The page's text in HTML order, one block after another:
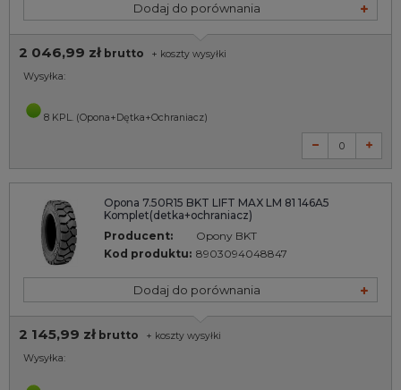
Dodaj do porównania
2 046,99 zł brutto + koszty wysyłki
Wysyłka:
8 KPL. (Opona+Dętka+Ochraniacz)
Opona 7.50R15 BKT LIFT MAX LM 81 146A5
Komplet(detka+ochraniacz)
Producent:
Opony BKT
Kod produktu: 8903094048847
Dodaj do porównania
2 145,99 zł brutto + koszty wysyłki
Wysyłka: